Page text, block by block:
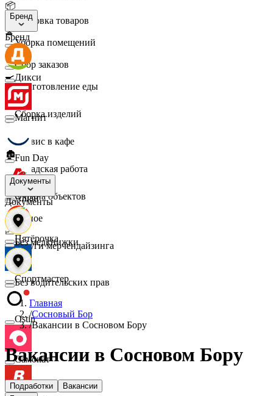
📦
Упаковка товаров
🧹
Уборка помещений
🛒
Сбор заказов
🍳
Приготовление еды
🛠️
Сборка изделий
☕
Сервис в кафе
🏚️
Складская работа
🛡️
Охрана объектов
🔎
Разное
📈
Услуги мерчендайзинга
Бренд
Бренд
Дикси
Магнит
Fun Day
Ашан
Пятёрочка
Спортмастер
Ostin
Самокат
Документы
Документы
Без медкнижки
Без водительских прав
Главная
/Сосновый Бор
/Вакансии в Сосновом Бору
Вакансии в Сосновом Бору
Подработки
Вакансии